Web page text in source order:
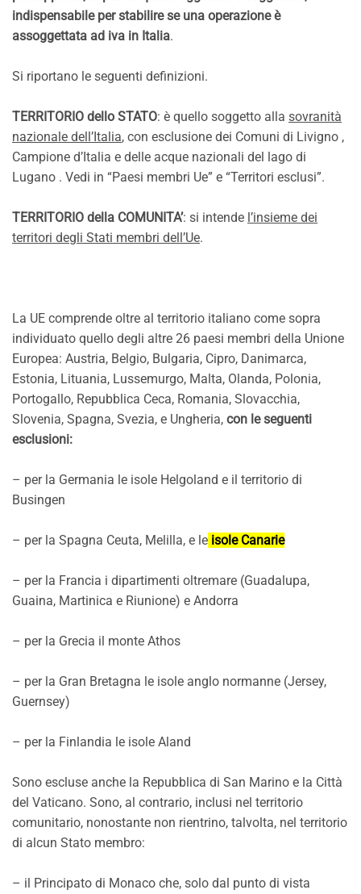
indispensabile per stabilire se una operazione è
assoggettata ad iva in Italia.
Si riportano le seguenti definizioni.
TERRITORIO dello STATO: è quello soggetto alla sovranità
nazionale dell’Italia, con esclusione dei Comuni di Livigno ,
Campione d’Italia e delle acque nazionali del lago di
Lugano . Vedi in “Paesi membri Ue” e “Territori esclusi”.
TERRITORIO della COMUNITA’: si intende l’insieme dei
territori degli Stati membri dell’Ue.
La UE comprende oltre al territorio italiano come sopra
individuato quello degli altre 26 paesi membri della Unione
Europea: Austria, Belgio, Bulgaria, Cipro, Danimarca,
Estonia, Lituania, Lussemurgo, Malta, Olanda, Polonia,
Portogallo, Repubblica Ceca, Romania, Slovacchia,
Slovenia, Spagna, Svezia, e Ungheria, con le seguenti
esclusioni:
– per la Germania le isole Helgoland e il territorio di
Busingen
– per la Spagna Ceuta, Melilla, e le isole Canarie
– per la Francia i dipartimenti oltremare (Guadalupa,
Guaina, Martinica e Riunione) e Andorra
– per la Grecia il monte Athos
– per la Gran Bretagna le isole anglo normanne (Jersey,
Guernsey)
– per la Finlandia le isole Aland
Sono escluse anche la Repubblica di San Marino e la Città
del Vaticano. Sono, al contrario, inclusi nel territorio
comunitario, nonostante non rientrino, talvolta, nel territorio
di alcun Stato membro:
– il Principato di Monaco che, solo dal punto di vista